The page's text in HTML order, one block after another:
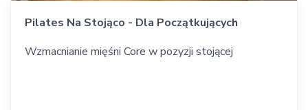
Pilates Na Stojąco - Dla Początkujących
Wzmacnianie mięśni Core w pozyzji stojącej